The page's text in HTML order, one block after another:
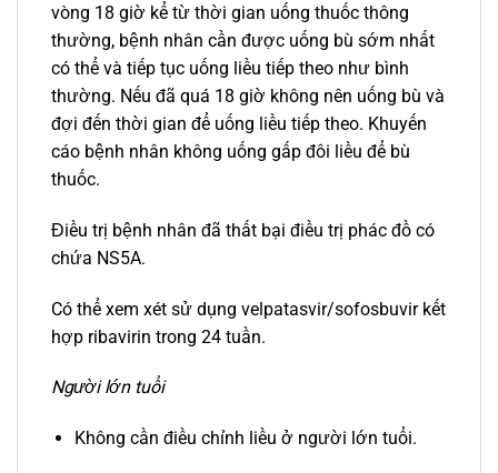
vòng 18 giờ kể từ thời gian uống thuốc thông
thường, bệnh nhân cần được uống bù sớm nhất
có thể và tiếp tục uống liều tiếp theo như bình
thường. Nếu đã quá 18 giờ không nên uống bù và
đợi đến thời gian để uống liều tiếp theo. Khuyến
cáo bệnh nhân không uống gấp đôi liều để bù
thuốc.
Điều trị bệnh nhân đã thất bại điều trị phác đồ có
chứa NS5A.
Có thể xem xét sử dụng velpatasvir/sofosbuvir kết
hợp ribavirin trong 24 tuần.
Người lớn tuổi
Không cần điều chỉnh liều ở người lớn tuổi.